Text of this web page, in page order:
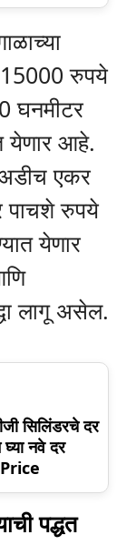
15000 रुपये
घनमीटर
येणार आहे.
अडीच एकर
पाचशे रुपये
येणार
लागू असेल.
सिलिंडरचे दर
नवे दर
पद्धत